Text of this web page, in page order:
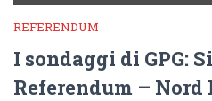
REFERENDUM
I sondaggi di GPG:
Referendum – Nord